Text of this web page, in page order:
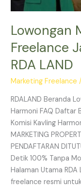
Lowongan
Freelance
RDA LAND
Marketing Freelance
RDALAND Beranda
Harmoni FAQ Daftar
Komisi Kavling
MARKETING
PENDAFTARAN
Detik 100% Tanpa
Halaman Utama
freelance resmi